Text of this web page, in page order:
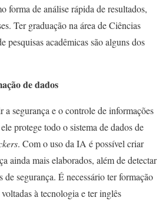
forma de análise rápida de resultados,
Ter graduação na área de Ciências
pesquisas acadêmicas são alguns dos
de dados
a segurança e o controle de informações
protege todo o sistema de dados de
. Com o uso da IA é possível criar
ainda mais elaborados, além de detectar
segurança. É necessário ter formação
à tecnologia e ter inglês